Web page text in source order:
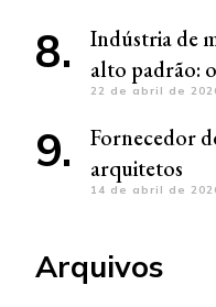
Indústria de
alto padrão:
22 de abril de
Fornecedor
arquitetos
14 de abril de
Arquivos